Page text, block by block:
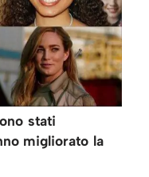
stati
migliorato la